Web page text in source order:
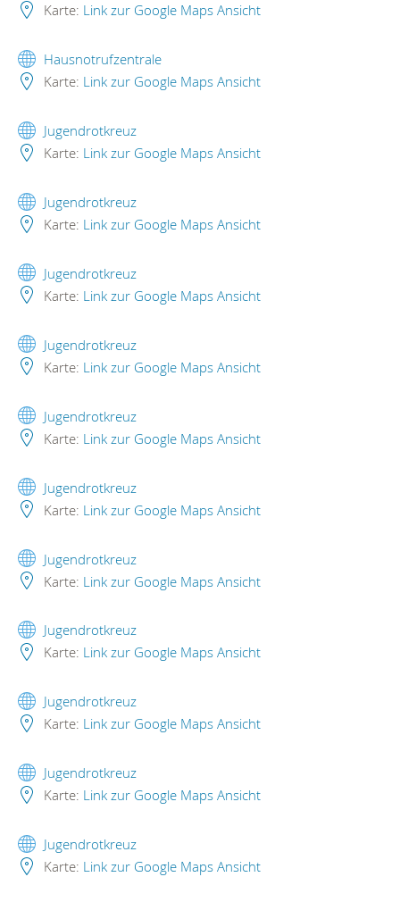
Karte: Link zur Google Maps Ansicht
Hausnotrufzentrale
Karte: Link zur Google Maps Ansicht
Jugendrotkreuz
Karte: Link zur Google Maps Ansicht
Jugendrotkreuz
Karte: Link zur Google Maps Ansicht
Jugendrotkreuz
Karte: Link zur Google Maps Ansicht
Jugendrotkreuz
Karte: Link zur Google Maps Ansicht
Jugendrotkreuz
Karte: Link zur Google Maps Ansicht
Jugendrotkreuz
Karte: Link zur Google Maps Ansicht
Jugendrotkreuz
Karte: Link zur Google Maps Ansicht
Jugendrotkreuz
Karte: Link zur Google Maps Ansicht
Jugendrotkreuz
Karte: Link zur Google Maps Ansicht
Jugendrotkreuz
Karte: Link zur Google Maps Ansicht
Jugendrotkreuz
Karte: Link zur Google Maps Ansicht